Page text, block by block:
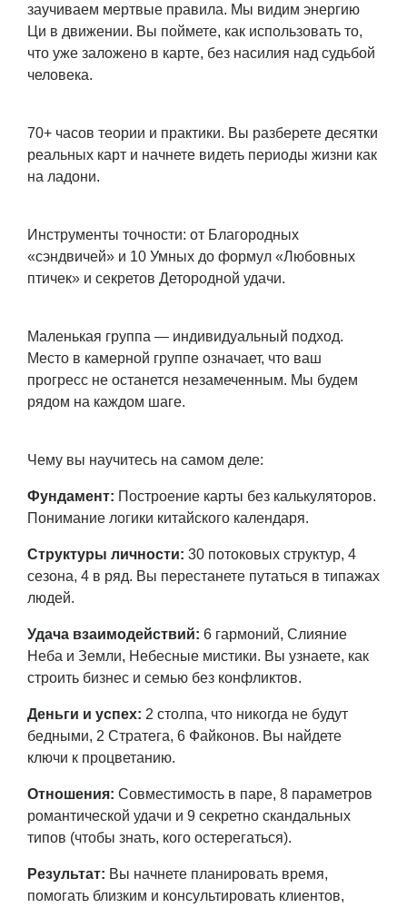
заучиваем мертвые правила. Мы видим энергию
Ци в движении. Вы поймете, как использовать то,
что уже заложено в карте, без насилия над судьбой
человека.
70+ часов теории и практики. Вы разберете десятки
реальных карт и начнете видеть периоды жизни как
на ладони.
Инструменты точности: от Благородных
«сэндвичей» и 10 Умных до формул «Любовных
птичек» и секретов Детородной удачи.
Маленькая группа — индивидуальный подход.
Место в камерной группе означает, что ваш
прогресс не останется незамеченным. Мы будем
рядом на каждом шаге.
Чему вы научитесь на самом деле:
Фундамент: Построение карты без калькуляторов.
Понимание логики китайского календаря.
Структуры личности: 30 потоковых структур, 4
сезона, 4 в ряд. Вы перестанете путаться в типажах
людей.
Удача взаимодействий: 6 гармоний, Слияние
Неба и Земли, Небесные мистики. Вы узнаете, как
строить бизнес и семью без конфликтов.
Деньги и успех: 2 столпа, что никогда не будут
бедными, 2 Стратега, 6 Файконов. Вы найдете
ключи к процветанию.
Отношения: Совместимость в паре, 8 параметров
романтической удачи и 9 секретно скандальных
типов (чтобы знать, кого остерегаться).
Результат: Вы начнете планировать время,
помогать близким и консультировать клиентов,